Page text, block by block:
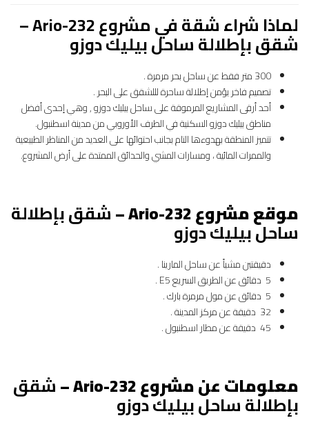
لماذا شراء شقة في مشروع Ario-232 –
شقق بإطلالة ساحل بيليك دوزو
300 متر فقط عن ساحل بحر مرمرة .
تصميم فاخر يؤمن إطلالة ساحرة لللشقق على البحر .
أحد أرقى المشاريع المرموقة على ساحل بيليك دوزو , وهي إحدى أفضل
مناطق بيليك دوزو السكنية في الطرف الأوروبي من مدينة اسطنبول.
تتميز المنطقة بهدوءها التام بجانب احتوائها على العديد من المناظر الطبيعية
والممرات المائية ، ومسارات المشي والحدائق الممتدة على أرض المشروع.
موقع مشروعArio-232 – شقق بإطلالة
ساحل بيليك دوزو
دقيقتين مشياً عن ساحل المارينا .
5 دقائق عن الطريق السريع E5 .
5 دقائق عن مول مرمرة بارك .
32 دقيقة عن مركز المدينة .
45 دقيقة عن مطار اسطنبول .
معلومات عن مشروعArio-232 – شقق
بإطلالة ساحل بيليك دوزو